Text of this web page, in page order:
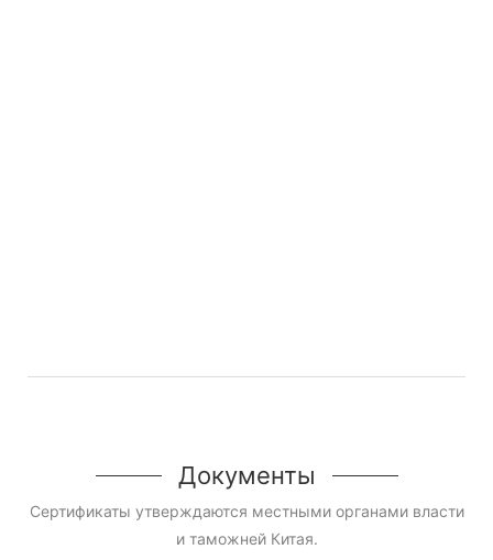
Документы
Сертификаты утверждаются местными органами власти
и таможней Китая.